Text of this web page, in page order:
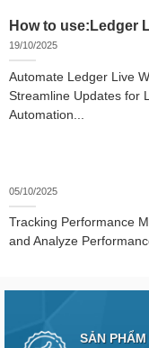
How to use:Ledger
19/10/2025
Automate Ledger Live
Streamline Updates for
Automation...
05/10/2025
Tracking Performance
and Analyze
SẢN